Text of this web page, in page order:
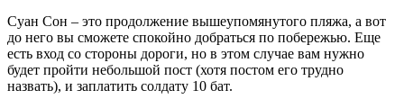
Суан Сон – это продолжение вышеупомянутого пляжа, а вот
до него вы сможете спокойно добраться по побережью. Еще
есть вход со стороны дороги, но в этом случае вам нужно
будет пройти небольшой пост (хотя постом его трудно
назвать), и заплатить солдату 10 бат.